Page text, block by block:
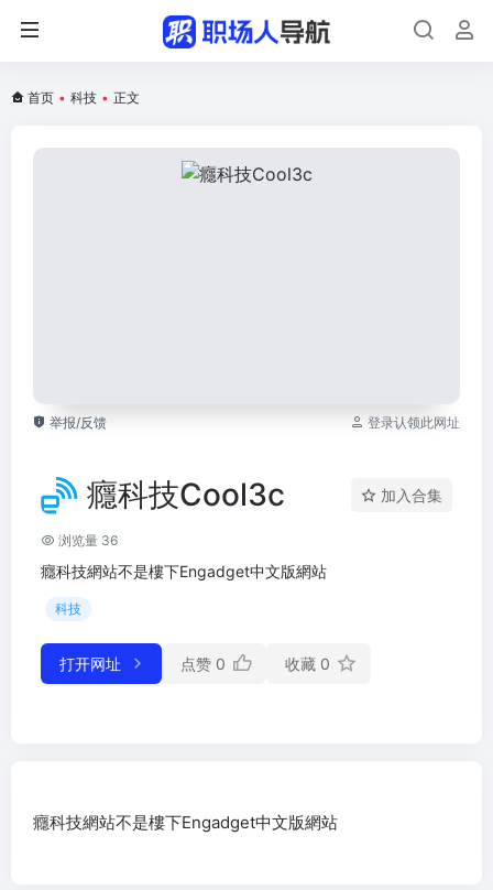
首页 • 科技 • 正文
举报/反馈 登录认领此网址
癮科技Cool3c 加入合集
浏览量 36
癮科技網站不是樓下Engadget中文版網站
科技
打开网址 点赞 0 收藏 0
癮科技網站不是樓下Engadget中文版網站